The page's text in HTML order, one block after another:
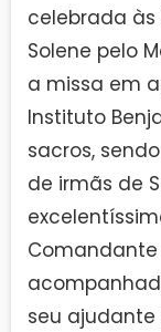
celebrada
Solene pelo
a missa em
Instituto
sacros,
de irmãs de
Comandante
seu